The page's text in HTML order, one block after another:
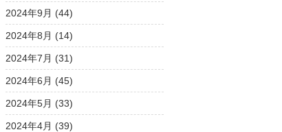
2024年9月 (44)
2024年8月 (14)
2024年7月 (31)
2024年6月 (45)
2024年5月 (33)
2024年4月 (39)